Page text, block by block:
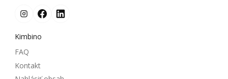
Kimbino
FAQ
Kontakt